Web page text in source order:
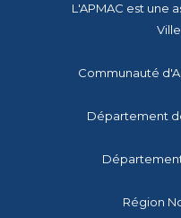
L'APMAC est une
Communauté
Département
Région